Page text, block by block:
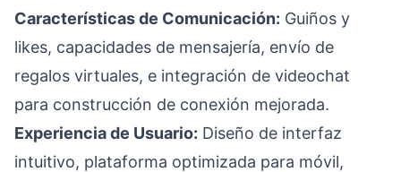
Características de Comunicación: Guiños y
likes, capacidades de mensajería, envío de
regalos virtuales, e integración de videochat
para construcción de conexión mejorada.
Experiencia de Usuario: Diseño de interfaz
intuitivo, plataforma optimizada para móvil,